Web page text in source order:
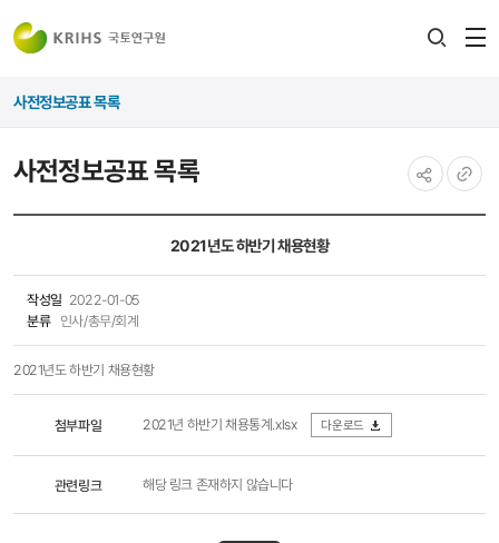
사전정보공표 목록
사전정보공표 목록
2021년도 하반기 채용현황
작성일 2022-01-05
분류 인사/총무/회계
2021년도 하반기 채용현황
첨부파일 2021년 하반기 채용통계.xlsx 다운로드
관련링크 해당 링크 존재하지 않습니다